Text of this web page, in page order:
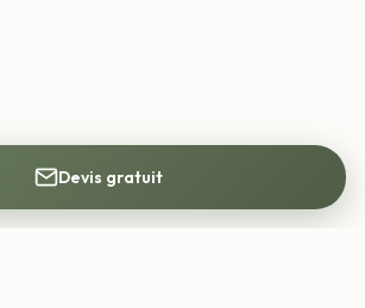
Devis gratuit